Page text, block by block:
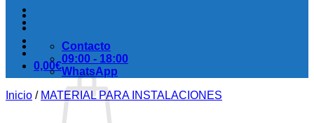
0,00€
Contacto
09:00 - 18:00
WhatsApp
Inicio / MATERIAL PARA INSTALACIONES